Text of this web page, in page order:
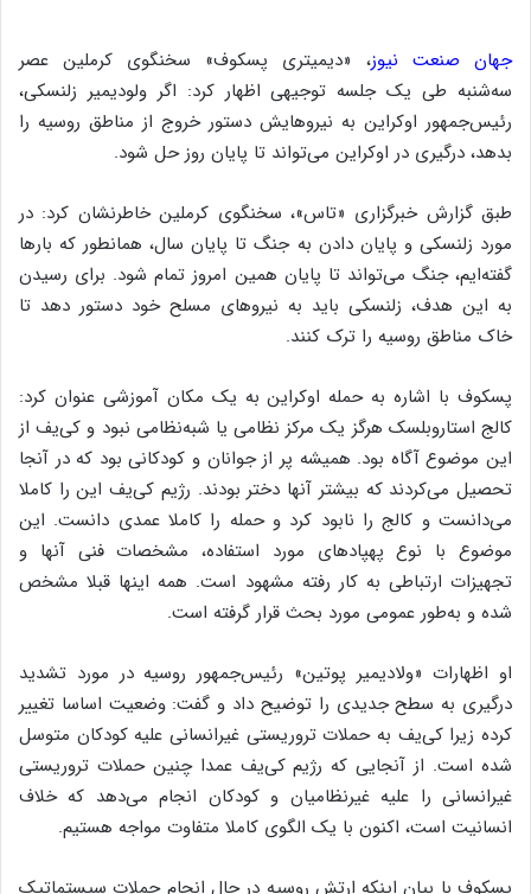
جهان صنعت نیوز، «دیمیتری پسکوف» سخنگوی کرملین عصر
سه‌شنبه طی یک جلسه توجیهی اظهار کرد: اگر ولودیمیر زلنسکی،
رئیس‌جمهور اوکراین به نیروهایش دستور خروج از مناطق روسیه را
بدهد، درگیری در اوکراین می‌تواند تا پایان روز حل شود.
طبق گزارش خبرگزاری «تاس»، سخنگوی کرملین خاطرنشان کرد: در
مورد زلنسکی و پایان دادن به جنگ تا پایان سال، همانطور که بارها
گفته‌ایم، جنگ می‌تواند تا پایان همین امروز تمام شود. برای رسیدن
به این هدف، زلنسکی باید به نیروهای مسلح خود دستور دهد تا
خاک مناطق روسیه را ترک کنند.
پسکوف با اشاره به حمله اوکراین به یک مکان آموزشی عنوان کرد:
کالج استاروبلسک هرگز یک مرکز نظامی یا شبه‌نظامی نبود و کی‌یف از
این موضوع آگاه بود. همیشه پر از جوانان و کودکانی بود که در آنجا
تحصیل می‌کردند که بیشتر آنها دختر بودند. رژیم کی‌یف این را کاملا
می‌دانست و کالج را نابود کرد و حمله را کاملا عمدی دانست. این
موضوع با نوع پهپادهای مورد استفاده، مشخصات فنی آنها و
تجهیزات ارتباطی به کار رفته مشهود است. همه اینها قبلا مشخص
شده و به‌طور عمومی مورد بحث قرار گرفته است.
او اظهارات «ولادیمیر پوتین» رئیس‌جمهور روسیه در مورد تشدید
درگیری به سطح جدیدی را توضیح داد و گفت: وضعیت اساسا تغییر
کرده زیرا کی‌یف به حملات تروریستی غیرانسانی علیه کودکان متوسل
شده است. از آنجایی که رژیم کی‌یف عمدا چنین حملات تروریستی
غیرانسانی را علیه غیرنظامیان و کودکان انجام می‌دهد که خلاف
انسانیت است، اکنون با یک الگوی کاملا متفاوت مواجه هستیم.
پسکوف با بیان اینکه ارتش روسیه در حال انجام حملات سیستماتیک